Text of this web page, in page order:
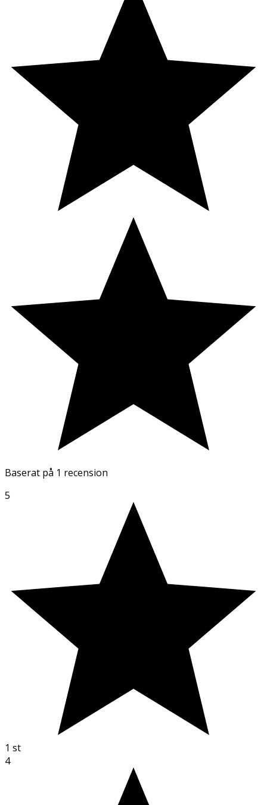
Baserat på 1 recension
5
1 st
4